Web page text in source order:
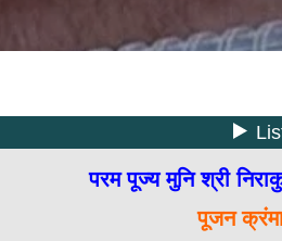
परम पूज्य मुनि श्री
पूजन